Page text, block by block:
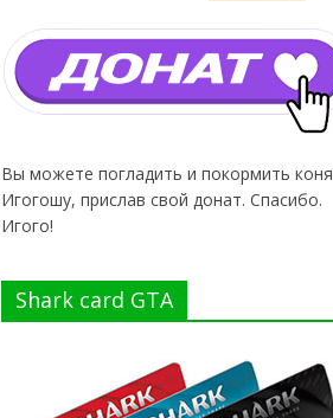
Вы можете погладить и покормить коня
Игогошу, прислав свой донат. Спасибо.
Игого!
Shark card GTA